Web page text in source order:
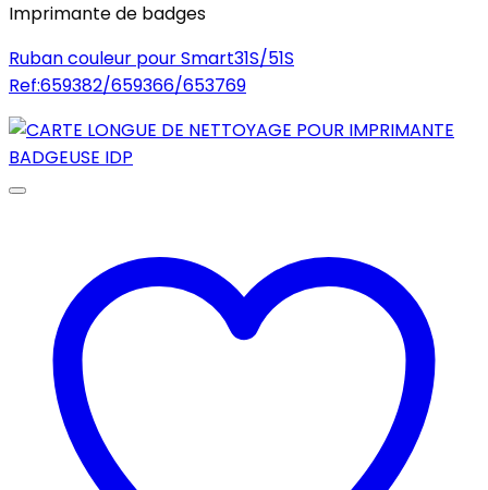
Imprimante de badges
Ruban couleur pour Smart31S/51S
Ref:659382/659366/653769